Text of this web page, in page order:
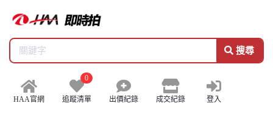
搜尋
HAA官網
0
追蹤清單 出價紀錄 成交紀錄 登入